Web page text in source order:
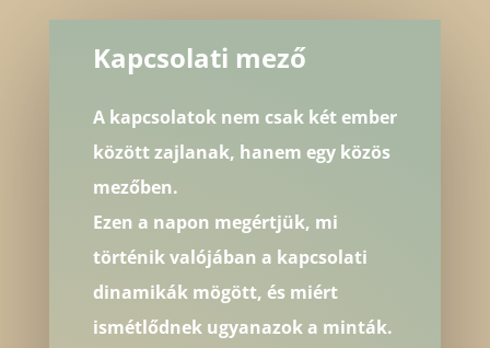
Kapcsolati mező
A kapcsolatok nem csak két ember
között zajlanak, hanem egy közös
mezőben.
Ezen a napon megértjük, mi
történik valójában a kapcsolati
dinamikák mögött, és miért
ismétlődnek ugyanazok a minták.